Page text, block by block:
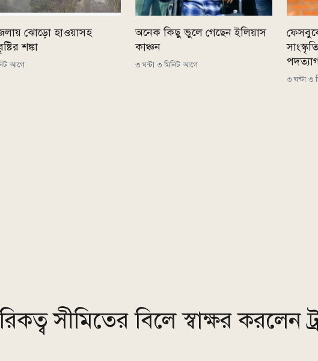
ঝোড়ো হাওয়াসহ
শঙ্কা
আগে
অনেক কিছু ভুলে গেছেন ইলিয়াস
কাঞ্চন
৩ ঘন্টা ৩ মিনিট আগে
৩ ঘন্টা ৩
সীমিতের বিলে স্বাক্ষর করলেন